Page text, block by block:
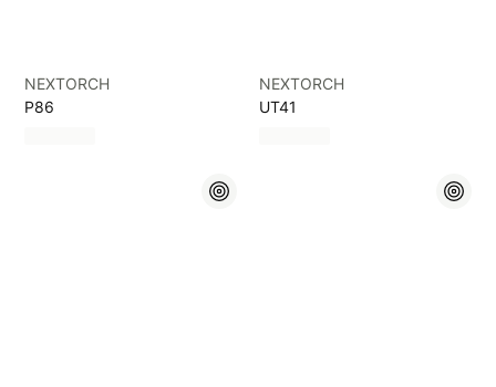
NEXTORCH
P86
NEXTORCH
UT41